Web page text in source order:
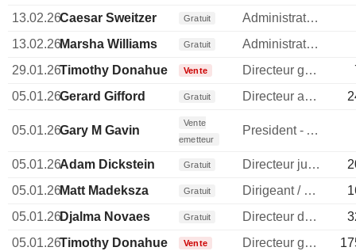
13.02.26Caesar Sweitzer Gratuit
Administrateur
13.02.26Marsha Williams Gratuit
Administrateur
29.01.26Timothy Donahue Vente Directeur general
05.01.26Gerard Gifford Gratuit Directeur administratif
05.01.26Gary M Gavin
Vente
emetteur
President - Americas Division
05.01.26Adam Dickstein Gratuit Directeur juridique
05.01.26Matt Madeksza Gratuit Dirigeant / cadre principal
05.01.26Djalma Novaes Gratuit Directeur des operations
05.01.26Timothy Donahue Vente Directeur general